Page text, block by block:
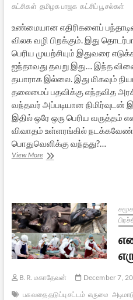
கட்சிகள் தமிழக பாஜக கட்சிப் பூசல்கள்
உண்மையான எதிரிகளைப்
விலக வழி பிறக்கும். இது
பெரிய முயற்சியும் இதுவரை
ஐந்தாவது தவறு இது… இந்த
தயாராக இல்லை. இது மிகவும்
தலைமைப் பதவிக்கு எந்தவித
வந்தவர் அப்படியான நிமிர்வுடன்
இதில் ஒரே ஒரு பெரிய
விவாதம் உள்ளரங்கில்
பொதுவெளிக்கு வந்தது?…
View Moreஅண்ணாமலை
என்ன?
B.R. மகாதேவன்
December 7,
பசுவதை தடுப்பு சட்டம் எருமை